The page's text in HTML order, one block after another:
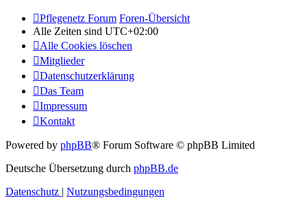
Pflegenetz Forum Foren-Übersicht
Alle Zeiten sind UTC+02:00
Alle Cookies löschen
Mitglieder
Datenschutzerklärung
Das Team
Impressum
Kontakt
Powered by phpBB® Forum Software © phpBB Limited
Deutsche Übersetzung durch phpBB.de
Datenschutz
Nutzungsbedingungen